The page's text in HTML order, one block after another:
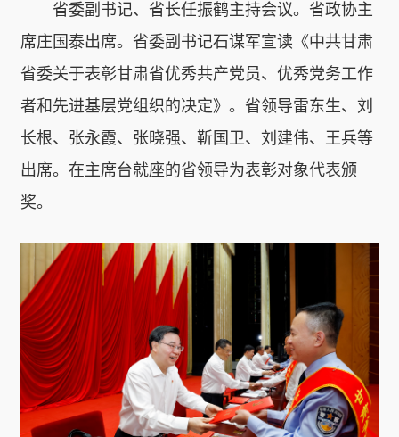
省委副书记、省长任振鹤主持会议。省政协主
席庄国泰出席。省委副书记石谋军宣读《中共甘肃
省委关于表彰甘肃省优秀共产党员、优秀党务工作
者和先进基层党组织的决定》。省领导雷东生、刘
长根、张永霞、张晓强、靳国卫、刘建伟、王兵等
出席。在主席台就座的省领导为表彰对象代表颁
奖。